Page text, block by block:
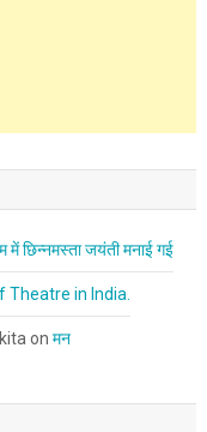
में छिन्नमस्ता जयंती मनाई गई
Theatre in India.
on मन